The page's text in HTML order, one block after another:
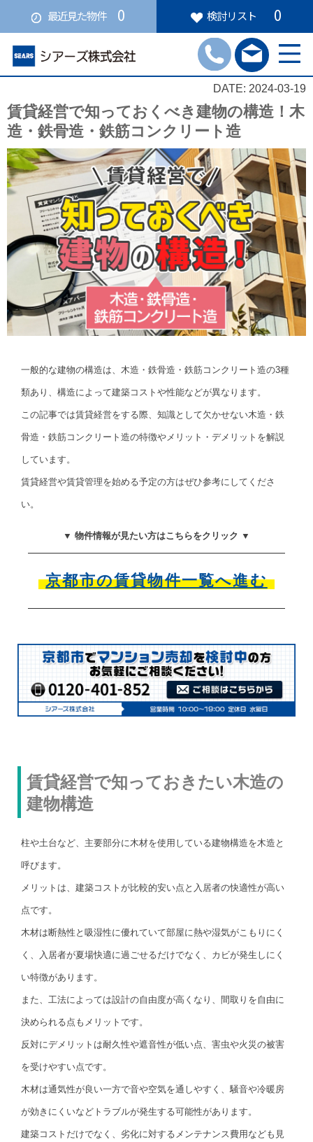
最近見た物件 0 検討リスト 0
DATE: 2024-03-19
賃貸経営で知っておくべき建物の構造！木
造・鉄骨造・鉄筋コンクリート造
一般的な建物の構造は、木造・鉄骨造・鉄筋コンクリート造の3種
類あり、構造によって建築コストや性能などが異なります。
この記事では賃貸経営をする際、知識として欠かせない木造・鉄
骨造・鉄筋コンクリート造の特徴やメリット・デメリットを解説
しています。
賃貸経営や賃貸管理を始める予定の方はぜひ参考にしてくださ
い。
▼ 物件情報が見たい方はこちらをクリック ▼
京都市の賃貸物件一覧へ進む
賃貸経営で知っておきたい木造の
建物構造
柱や土台など、主要部分に木材を使用している建物構造を木造と
呼びます。
メリットは、建築コストが比較的安い点と入居者の快適性が高い
点です。
木材は断熱性と吸湿性に優れていて部屋に熱や湿気がこもりにく
く、入居者が夏場快適に過ごせるだけでなく、カビが発生しにく
い特徴があります。
また、工法によっては設計の自由度が高くなり、間取りを自由に
決められる点もメリットです。
反対にデメリットは耐久性や遮音性が低い点、害虫や火災の被害
を受けやすい点です。
木材は通気性が良い一方で音や空気を通しやすく、騒音や冷暖房
が効きにくいなどトラブルが発生する可能性があります。
建築コストだけでなく、劣化に対するメンテナンス費用なども見